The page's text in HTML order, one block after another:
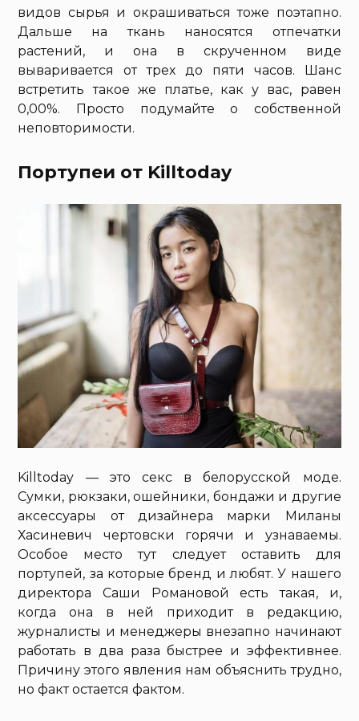
видов сырья и окрашиваться тоже поэтапно.
Дальше на ткань наносятся отпечатки
растений, и она в скрученном виде
вываривается от трех до пяти часов. Шанс
встретить такое же платье, как у вас, равен
0,00%. Просто подумайте о собственной
неповторимости.
Портупеи от Killtoday
Killtoday — это секс в белорусской моде.
Сумки, рюкзаки, ошейники, бондажи и другие
аксессуары от дизайнера марки Миланы
Хасиневич чертовски горячи и узнаваемы.
Особое место тут следует оставить для
портупей, за которые бренд и любят. У нашего
директора Саши Романовой есть такая, и,
когда она в ней приходит в редакцию,
журналисты и менеджеры внезапно начинают
работать в два раза быстрее и эффективнее.
Причину этого явления нам объяснить трудно,
но факт остается фактом.